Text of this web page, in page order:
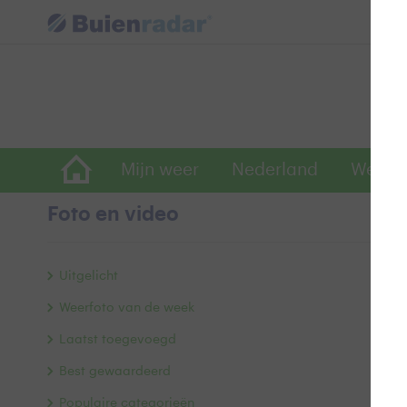
Mijn weer Nederland
Foto en video
Uitgelicht
Weerfoto van de week
Laatst toegevoegd
Best gewaardeerd
Populaire categorieën